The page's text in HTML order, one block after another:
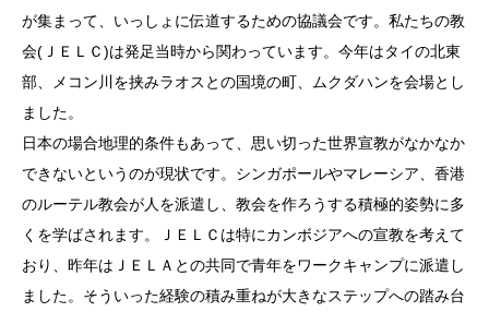
が集まって、いっしょに伝道するための協議会です。私たちの教
会(ＪＥＬＣ)は発足当時から関わっています。今年はタイの北東
部、メコン川を挟みラオスとの国境の町、ムクダハンを会場とし
ました。
日本の場合地理的条件もあって、思い切った世界宣教がなかなか
できないというのが現状です。シンガポールやマレーシア、香港
のルーテル教会が人を派遣し、教会を作ろうする積極的姿勢に多
くを学ばされます。ＪＥＬＣは特にカンボジアへの宣教を考えて
おり、昨年はＪＥＬＡとの共同で青年をワークキャンプに派遣し
ました。そういった経験の積み重ねが大きなステップへの踏み台